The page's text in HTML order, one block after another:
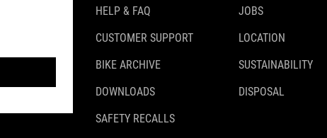
HELP & FAQ
CUSTOMER SUPPORT
BIKE ARCHIVE
DOWNLOADS
SAFETY RECALLS
JOBS
LOCATION
SUSTAINABILITY
DISPOSAL